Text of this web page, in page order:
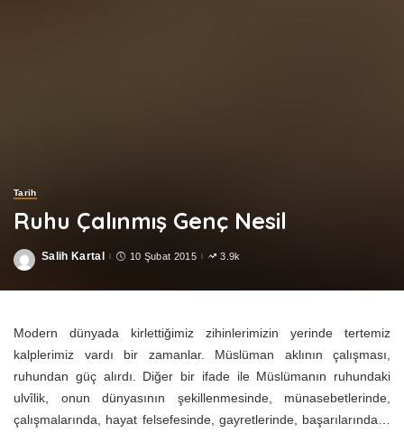
Tarih
Ruhu Çalınmış Genç Nesil
Posted
Salih Kartal 10 Şubat 2015 3.9k
Modern dünyada kirlettiğimiz zihinlerimizin yerinde tertemiz
kalplerimiz vardı bir zamanlar. Müslüman aklının çalışması,
ruhundan güç alırdı. Diğer bir ifade ile Müslümanın ruhundaki
ulvîlik, onun dünyasının şekillenmesinde, münasebetlerinde,
çalışmalarında, hayat felsefesinde, gayretlerinde, başarılarında…